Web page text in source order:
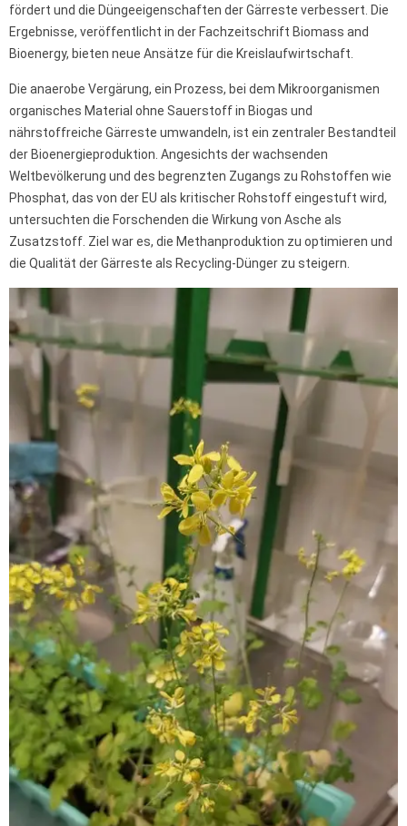
fördert und die Düngeeigenschaften der Gärreste verbessert. Die
Ergebnisse, veröffentlicht in der Fachzeitschrift Biomass and
Bioenergy, bieten neue Ansätze für die Kreislaufwirtschaft.
Die anaerobe Vergärung, ein Prozess, bei dem Mikroorganismen
organisches Material ohne Sauerstoff in Biogas und
nährstoffreiche Gärreste umwandeln, ist ein zentraler Bestandteil
der Bioenergieproduktion. Angesichts der wachsenden
Weltbevölkerung und des begrenzten Zugangs zu Rohstoffen wie
Phosphat, das von der EU als kritischer Rohstoff eingestuft wird,
untersuchten die Forschenden die Wirkung von Asche als
Zusatzstoff. Ziel war es, die Methanproduktion zu optimieren und
die Qualität der Gärreste als Recycling-Dünger zu steigern.